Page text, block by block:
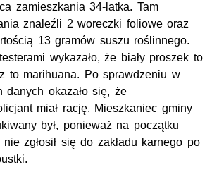
zamieszkania 34-latka. Tam
znaleźli 2 woreczki foliowe oraz
13 gramów suszu roślinnego.
wykazało, że biały proszek to
to marihuana. Po sprawdzeniu w
danych okazało się, że
miał rację. Mieszkaniec gminy
był, ponieważ na początku
zgłosił się do zakładu karnego po